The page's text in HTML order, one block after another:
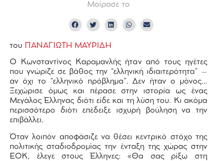
Μοίρασε το
του ΠΑΝΑΓΙΩΤΗ ΜΑΥΡΙΔΗ
Ο Κωνσταντίνος Καραμανλής ήταν από τους ηγέτες
που γνώριζε σε βάθος την “ελληνική ιδιαιτερότητα” –
αν όχι το “ελληνικό πρόβλημα”. Δεν ήταν ο μόνος…
Ξεχώρισε όμως και πέρασε στην ιστορία ως ένας
Μεγάλος Έλληνας διότι είδε και τη λύση του. Κι ακόμα
περισσότερο διότι επέδειξε ισχυρή βούληση να την
επιβάλλει.
Όταν λοιπόν αποφάσιζε να θέσει κεντρικό στόχο της
πολιτικής σταδιοδρομίας την ένταξη της χώρας στην
ΕΟΚ, έλεγε στους Έλληνες: «Θα σας ρίξω στη